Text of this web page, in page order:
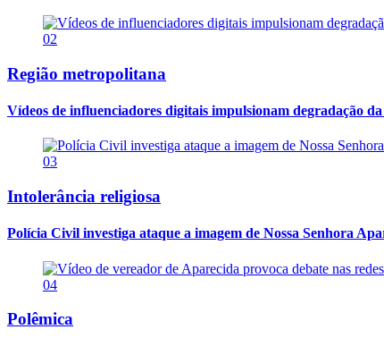
02
Região metropolitana
Vídeos de influenciadores digitais impulsionam degradação
03
Intolerância religiosa
Polícia Civil investiga ataque a imagem de Nossa Senhora
04
Polêmica